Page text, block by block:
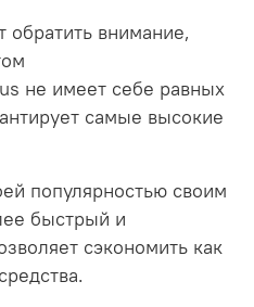
обратить внимание,
не имеет себе равных
самые высокие
популярностью своим
быстрый и
сэкономить как